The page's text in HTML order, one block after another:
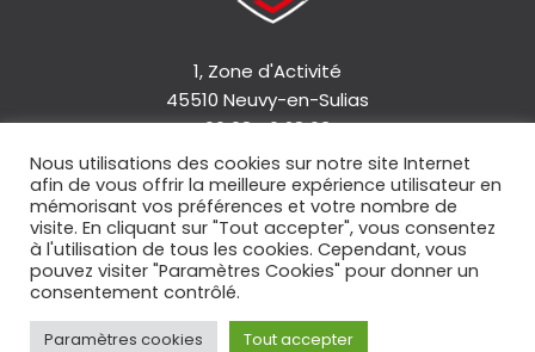
1, Zone d'Activité
45510 Neuvy-en-Sulias
06 08 46 28 63
Accueil
Qui sommes-nous ?
Nos services
Nos véhicules
Contact
Mentions légales
Nous utilisations des cookies sur notre site Internet
afin de vous offrir la meilleure expérience utilisateur en
mémorisant vos préférences et votre nombre de
visite. En cliquant sur "Tout accepter", vous consentez
à l'utilisation de tous les cookies. Cependant, vous
pouvez visiter "Paramètres Cookies" pour donner un
consentement contrôlé.
Paramètres cookies Tout accepter